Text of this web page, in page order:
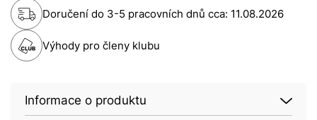
Doručení do 3-5 pracovních dnů cca: 11.08.2026
Výhody pro členy klubu
Informace o produktu